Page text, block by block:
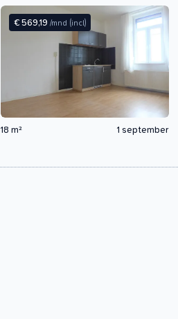
€ 569,19 /mnd (incl)
18 m² 1 september